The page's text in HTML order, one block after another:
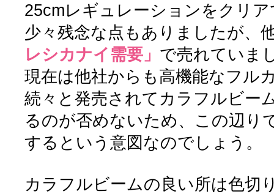
25cmレギュレーションをクリ
少々残念な点もありましたが、
レシカナイ需要」 で売れていま
現在は他社からも高機能なフル
続々と発売されてカラフルビー
るのが否めないため、この辺り
するという意図なのでしょう。
カラフルビームの良い所は色切